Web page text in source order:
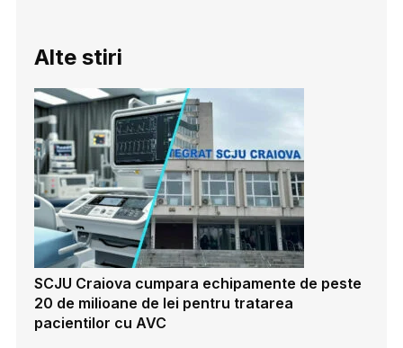
Alte stiri
SCJU Craiova cumpara echipamente de peste
20 de milioane de lei pentru tratarea
pacientilor cu AVC